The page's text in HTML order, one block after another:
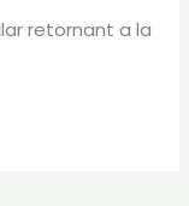
retornant a la